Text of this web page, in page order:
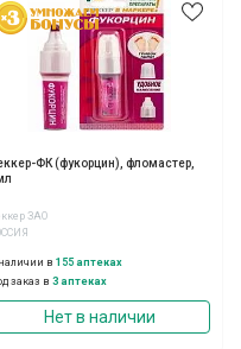
ФК (фукорцин), фломастер,
ЗАО
в 155 аптеках
заказ в 3 аптеках
Нет в наличии